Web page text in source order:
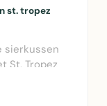
st. tropez
sierkussen
St. Tropez
multi